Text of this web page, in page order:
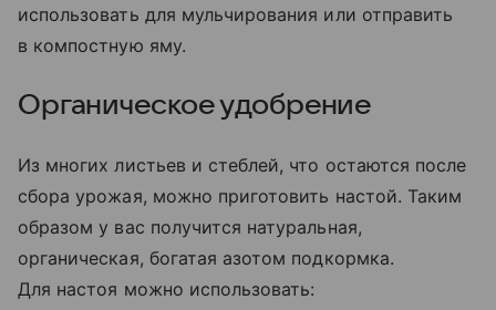
использовать для мульчирования или отправить
в компостную яму.
Органическое удобрение
Из многих листьев и стеблей, что остаются после
сбора урожая, можно приготовить настой. Таким
образом у вас получится натуральная,
органическая, богатая азотом подкормка.
Для настоя можно использовать: